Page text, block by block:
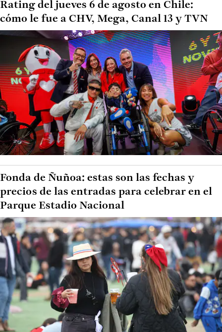
Rating del jueves 6 de agosto en Chile:
cómo le fue a CHV, Mega, Canal 13 y TVN
Fonda de Ñuñoa: estas son las fechas y
precios de las entradas para celebrar en el
Parque Estadio Nacional